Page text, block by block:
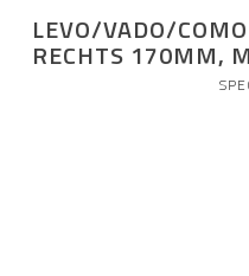
LEVO/VADO/
RECHTS 170MM,